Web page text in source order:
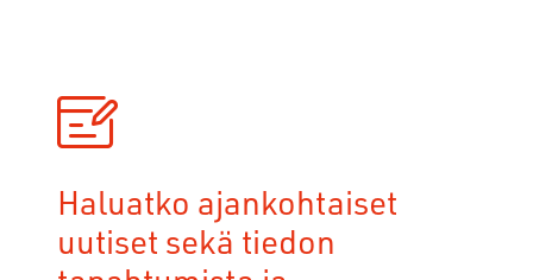
Haluatko ajankohtaiset
uutiset sekä tiedon